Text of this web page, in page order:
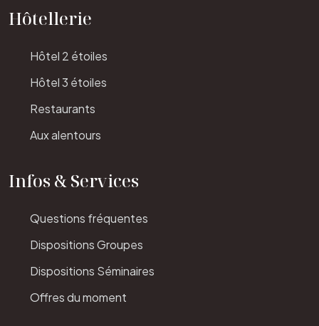
Hôtellerie
Hôtel 2 étoiles
Hôtel 3 étoiles
Restaurants
Aux alentours
Infos & Services
Questions fréquentes
Dispositions Groupes
Dispositions Séminaires
Offres du moment